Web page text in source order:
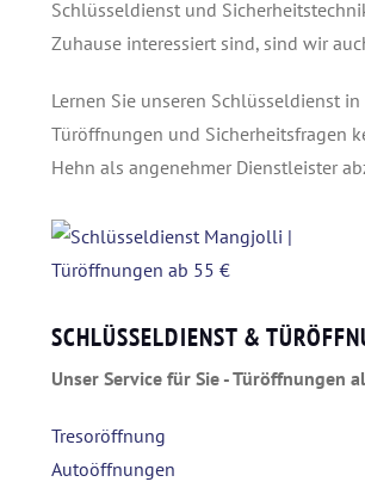
Schlüsseldienst und
Zuhause interessiert sind, sind wir
Lernen Sie unseren Schlüsseldienst
Türöffnungen und Sicherheitsfragen
Hehn als angenehmer Dienstleister
SCHLÜSSELDIENST &
Unser Service für Sie - Türöffnungen
Tresoröffnung
Autoöffnungen